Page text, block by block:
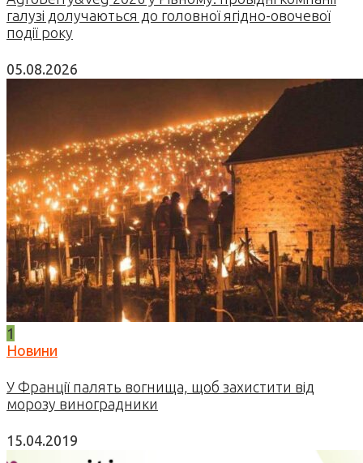
галузі долучаються до головної ягідно-овочевої
події року
05.08.2026
1
Новини
У Франції палять вогнища, щоб захистити від
морозу виноградники
15.04.2019